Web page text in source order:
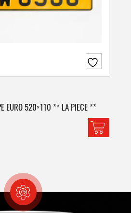
EURO 520×110 ** LA PIECE **